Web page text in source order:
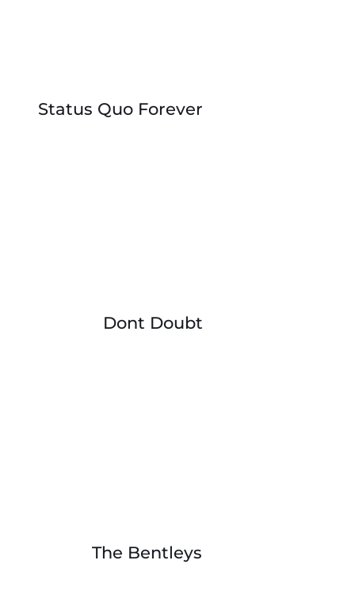
Status Quo Forever
Dont Doubt
The Bentleys